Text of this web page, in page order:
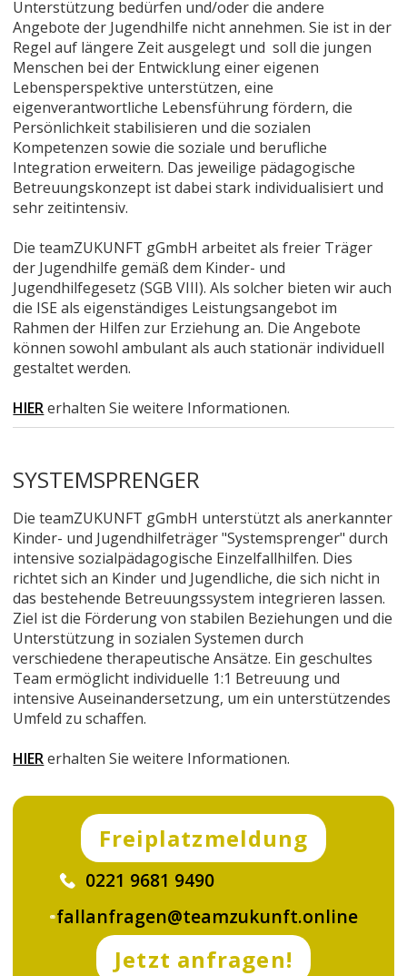
Unterstützung bedürfen und/oder die andere
Angebote der Jugendhilfe nicht annehmen. Sie ist in der
Regel auf längere Zeit ausgelegt und soll die jungen
Menschen bei der Entwicklung einer eigenen
Lebensperspektive unterstützen, eine
eigenverantwortliche Lebensführung fördern, die
Persönlichkeit stabilisieren und die sozialen
Kompetenzen sowie die soziale und berufliche
Integration erweitern. Das jeweilige pädagogische
Betreuungskonzept ist dabei stark individualisiert und
sehr zeitintensiv.
Die teamZUKUNFT gGmbH arbeitet als freier Träger
der Jugendhilfe gemäß dem Kinder- und
Jugendhilfegesetz (SGB VIII). Als solcher bieten wir auch
die ISE als eigenständiges Leistungsangebot im
Rahmen der Hilfen zur Erziehung an. Die Angebote
können sowohl ambulant als auch stationär individuell
gestaltet werden.
HIERerhalten Sie weitere Informationen.
SYSTEMSPRENGER
Die teamZUKUNFT gGmbH unterstützt als anerkannter
Kinder- und Jugendhilfeträger "Systemsprenger" durch
intensive sozialpädagogische Einzelfallhilfen. Dies
richtet sich an Kinder und Jugendliche, die sich nicht in
das bestehende Betreuungssystem integrieren lassen.
Ziel ist die Förderung von stabilen Beziehungen und die
Unterstützung in sozialen Systemen durch
verschiedene therapeutische Ansätze. Ein geschultes
Team ermöglicht individuelle 1:1 Betreuung und
intensive Auseinandersetzung, um ein unterstützendes
Umfeld zu schaffen.
HIERerhalten Sie weitere Informationen.
Freiplatzmeldung
0221 9681 9490
fallanfragen@teamzukunft.online
Jetzt anfragen!